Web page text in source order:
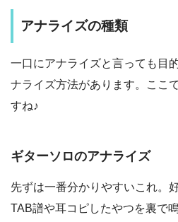
アナライズの種類
一口にアナライズと言っても目
ナライズ方法があります。ここ
すね♪
ギターソロのアナライズ
先ずは一番分かりやすいこれ。
TAB譜や耳コピしたやつを裏で